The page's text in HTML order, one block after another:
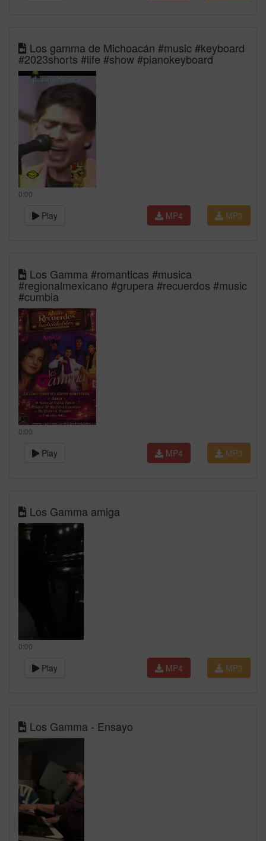
Los gamma de Michoacán #music #keyboard
#2023shorts #life #show #pianokeyboard
0:00
Play MP3
MP4
Los Gamma #romanticas #musica
#regionalmexicano #grupera #recuerdos #music
#cumbia
0:00
Play MP3
MP4
Los Gamma amiga
0:00
Play MP3
MP4
Los Gamma - Ensayo